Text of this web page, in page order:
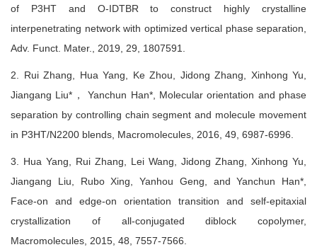
of P3HT and O-IDTBR to construct highly crystalline
interpenetrating network with optimized vertical phase separation,
Adv. Funct. Mater., 2019, 29, 1807591.
2. Rui Zhang, Hua Yang, Ke Zhou, Jidong Zhang, Xinhong Yu,
Jiangang Liu*， Yanchun Han*, Molecular orientation and phase
separation by controlling chain segment and molecule movement
in P3HT/N2200 blends, Macromolecules, 2016, 49, 6987-6996.
3. Hua Yang, Rui Zhang, Lei Wang, Jidong Zhang, Xinhong Yu,
Jiangang Liu, Rubo Xing, Yanhou Geng, and Yanchun Han*,
Face-on and edge-on orientation transition and self-epitaxial
crystallization of all-conjugated diblock copolymer,
Macromolecules, 2015, 48, 7557-7566.